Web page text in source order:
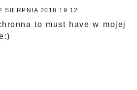
SIERPNIA 2018 19:12
to must have w mojej